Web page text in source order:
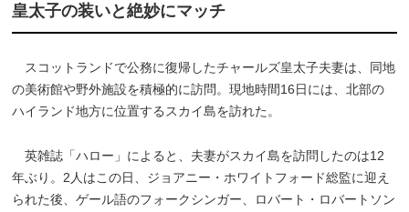
皇太子の装いと絶妙にマッチ
スコットランドで公務に復帰したチャールズ皇太子夫妻は、同地
の美術館や野外施設を積極的に訪問。現地時間16日には、北部の
ハイランド地方に位置するスカイ島を訪れた。
英雑誌「ハロー」によると、夫妻がスカイ島を訪問したのは12
年ぶり。2人はこの日、ジョアニー・ホワイトフォード総監に迎え
られた後、ゲール語のフォークシンガー、ロバート・ロバートソン